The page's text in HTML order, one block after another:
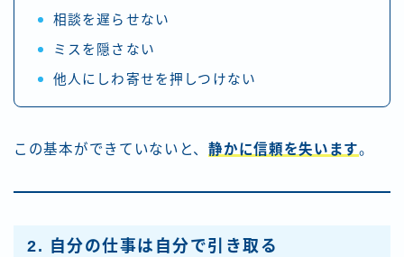
相談を遅らせない
ミスを隠さない
他人にしわ寄せを押しつけない
この基本ができていないと、静かに信頼を失います。
2. 自分の仕事は自分で引き取る